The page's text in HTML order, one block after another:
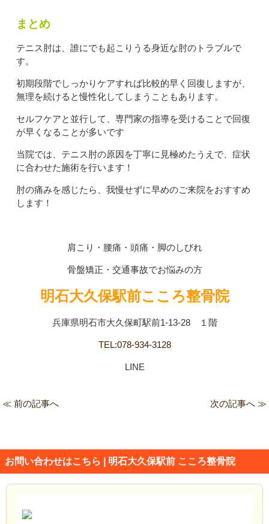
まとめ
テニス肘は、誰にでも起こりうる身近な肘のトラブルで
す。
初期段階でしっかりケアすれば比較的早く回復しますが、
無理を続けると慢性化してしまうこともあります。
セルフケアと並行して、専門家の指導を受けることで回復
が早くなることが多いです
当院では、テニス肘の原因を丁寧に見極めたうえで、症状
に合わせた施術を行います！
肘の痛みを感じたら、我慢せずに早めのご来院をおすすめ
します！
肩こり・腰痛・頭痛・脚のしびれ
骨盤矯正・交通事故でお悩みの方
明石大久保駅前こころ整骨院
兵庫県明石市大久保町駅前1-13-28 １階
TEL:078-934-3128
LINE
≪ 前の記事へ 次の記事へ ≫
お問い合わせはこちら | 明石大久保駅前 こころ整骨院